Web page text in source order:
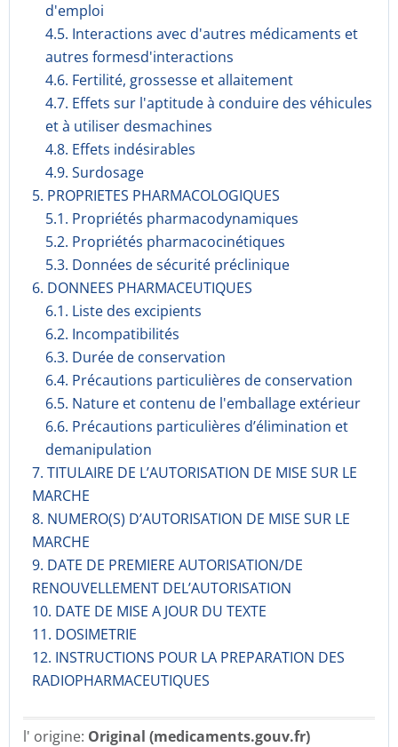
d'emploi
4.5. Interactions avec d'autres médicaments et
autres formesd'interactions
4.6. Fertilité, grossesse et allaitement
4.7. Effets sur l'aptitude à conduire des véhicules
et à utiliser desmachines
4.8. Effets indésirables
4.9. Surdosage
5. PROPRIETES PHARMACOLOGIQUES
5.1. Propriétés pharmacodynami­ques
5.2. Propriétés pharmacocinéti­ques
5.3. Données de sécurité préclinique
6. DONNEES PHARMACEUTIQUES
6.1. Liste des excipients
6.2. Incompati­bilités
6.3. Durée de conservation
6.4. Précautions particulières de conservation
6.5. Nature et contenu de l'emballage extérieur
6.6. Précautions particulières d’élimination et
demanipulation
7. TITULAIRE DE L’AUTORISATION DE MISE SUR LE
MARCHE
8. NUMERO(S) D’AUTORISATION DE MISE SUR LE
MARCHE
9. DATE DE PREMIERE AUTORISATION/DE
RENOUVELLEMENT DEL’AUTORISATION
10. DATE DE MISE A JOUR DU TEXTE
11. DOSIMETRIE
12. INSTRUCTIONS POUR LA PREPARATION DES
RADIOPHARMACE­UTIQUES
l' origine: Original (medicaments.gouv.fr)